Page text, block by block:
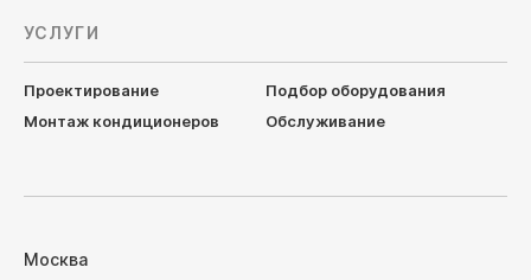
УСЛУГИ
Проектирование
Подбор оборудования
Монтаж кондиционеров
Обслуживание
Москва